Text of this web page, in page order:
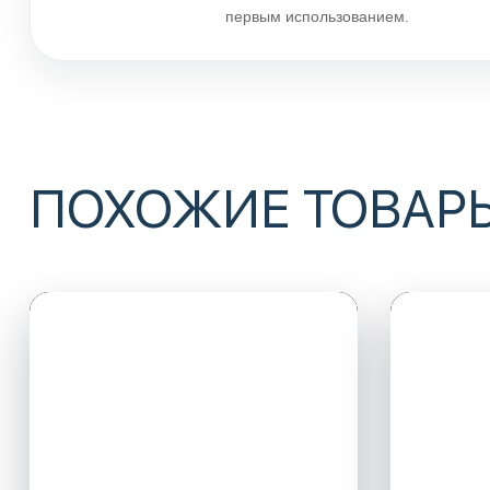
первым использованием.
ПОХОЖИЕ